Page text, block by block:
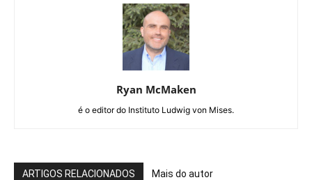
Ryan McMaken
é o editor do Instituto Ludwig von Mises.
ARTIGOS RELACIONADOS Mais do autor